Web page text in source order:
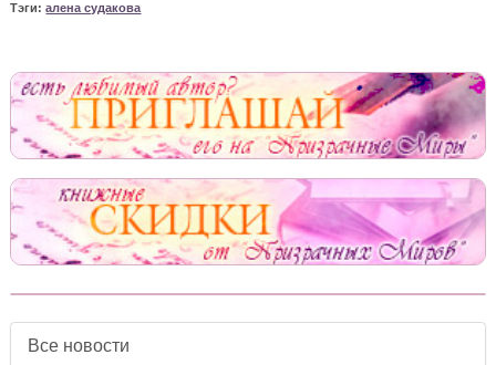
Тэги:алена судакова
Все новости